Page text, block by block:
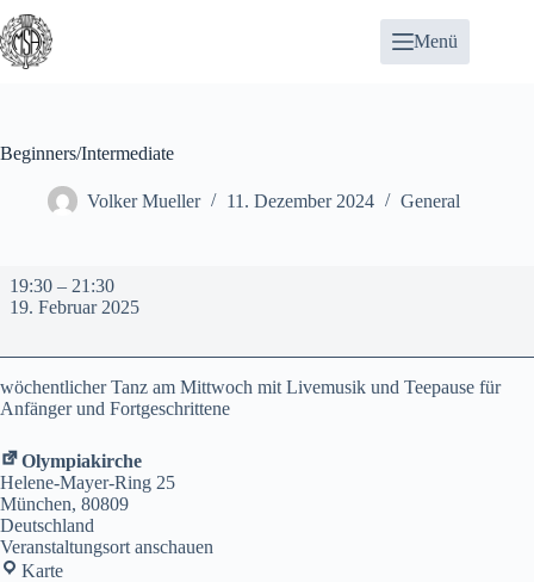
Inhalt
springen
Menü
Beginners/Intermediate
Volker Mueller 11. Dezember 2024 General
Beginners/Intermediate
19:30 – 21:30
19. Februar 2025
wöchentlicher Tanz am Mittwoch mit Livemusik und Teepause für
Anfänger und Fortgeschrittene
Olympiakirche
Helene-Mayer-Ring 25
München, 80809
Deutschland
Veranstaltungsort anschauen
KarteOlympiakirche